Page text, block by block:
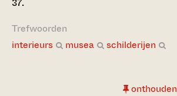
Trefwoorden
interieurs
musea schilderijen
onthouden